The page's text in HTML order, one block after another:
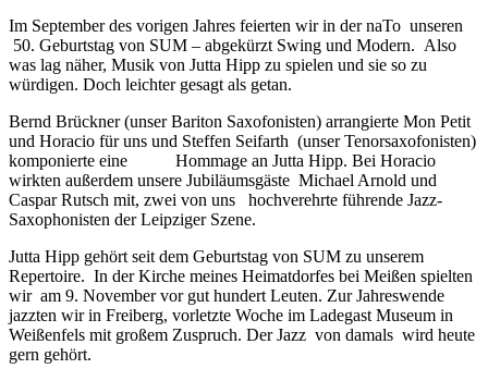
Im September des vorigen Jahres feierten wir in der naTo unseren
50. Geburtstag von SUM – abgekürzt Swing und Modern. Also
was lag näher, Musik von Jutta Hipp zu spielen und sie so zu
würdigen. Doch leichter gesagt als getan.
Bernd Brückner (unser Bariton Saxofonisten) arrangierte Mon Petit
und Horacio für uns und Steffen Seifarth (unser Tenorsaxofonisten)
komponierte eine Hommage an Jutta Hipp. Bei Horacio
wirkten außerdem unsere Jubiläumsgäste Michael Arnold und
Caspar Rutsch mit, zwei von uns hochverehrte führende Jazz-
Saxophonisten der Leipziger Szene.
Jutta Hipp gehört seit dem Geburtstag von SUM zu unserem
Repertoire. In der Kirche meines Heimatdorfes bei Meißen spielten
wir am 9. November vor gut hundert Leuten. Zur Jahreswende
jazzten wir in Freiberg, vorletzte Woche im Ladegast Museum in
Weißenfels mit großem Zuspruch. Der Jazz von damals wird heute
gern gehört.